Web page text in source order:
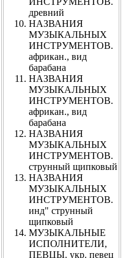
древний
НАЗВАНИЯ
МУЗЫКАЛЬНЫХ
ИНСТРУМЕНТОВ.
африкан., вид
барабана
НАЗВАНИЯ
МУЗЫКАЛЬНЫХ
ИНСТРУМЕНТОВ.
африкан., вид
барабана
НАЗВАНИЯ
МУЗЫКАЛЬНЫХ
ИНСТРУМЕНТОВ.
струнный щипковый
НАЗВАНИЯ
МУЗЫКАЛЬНЫХ
ИНСТРУМЕНТОВ.
инд" струнный
щипковый
МУЗЫКАЛЬНЫЕ
ИСПОЛНИТЕЛИ,
ПЕВЦЫ. укр. певец